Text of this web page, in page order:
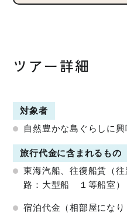
ツアー詳細
対象者
自然豊かな島ぐらしに
旅行代金に含まれるもの
東海汽船、往復船賃
路：大型船 １等船室）
宿泊代金（相部屋になり